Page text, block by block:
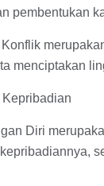
pembentukan
menciptakan
Diri